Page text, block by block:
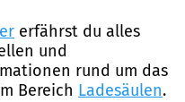
erfährst du alles
und
rund um das
Bereich Ladesäulen.